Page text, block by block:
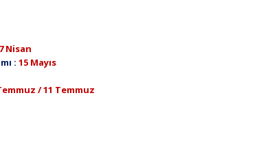
Nisan
: 15 Mayıs
/ 11 Temmuz